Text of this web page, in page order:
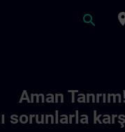
search
Aman
sorunlarla